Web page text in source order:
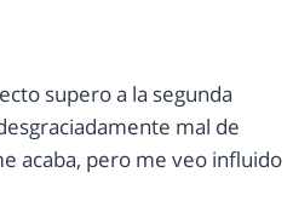
supero a la segunda
mal de
acaba, pero me veo influido